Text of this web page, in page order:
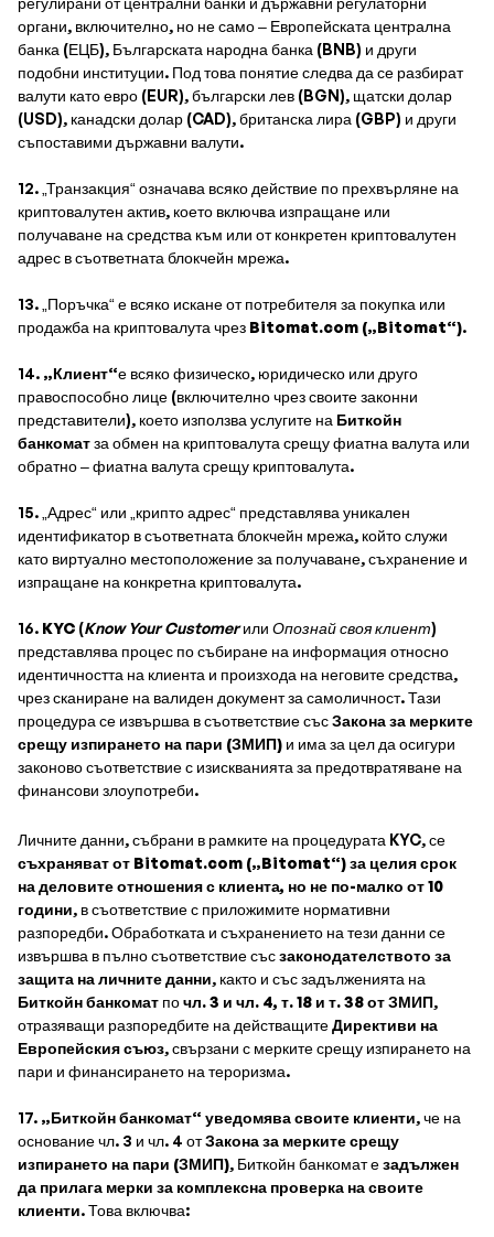
органи, включително, но не само – Европейската централна
банка (ЕЦБ), Българската народна банка (BNB) и други
подобни институции. Под това понятие следва да се разбират
валути като евро (EUR), български лев (BGN), щатски долар
(USD), канадски долар (CAD), британска лира (GBP) и други
съпоставими държавни валути.
12. „Транзакция“ означава всяко действие по прехвърляне на
криптовалутен актив, което включва изпращане или
получаване на средства към или от конкретен криптовалутен
адрес в съответната блокчейн мрежа.
13. „Поръчка“ е всяко искане от потребителя за покупка или
продажба на криптовалута чрез Bitomat.com („Bitomat“).
14. „Клиент“е всяко физическо, юридическо или друго
правоспособно лице (включително чрез своите законни
представители), което използва услугите на Биткойн
банкоматза обмен на криптовалута срещу фиатна валута или
обратно – фиатна валута срещу криптовалута.
15. „Адрес“ или „крипто адрес“ представлява уникален
идентификатор в съответната блокчейн мрежа, който служи
като виртуално местоположение за получаване, съхранение и
изпращане на конкретна криптовалута.
16. KYC (Know Your Customerили Опознай своя клиент)
представлява процес по събиране на информация относно
идентичността на клиента и произхода на неговите средства,
чрез сканиране на валиден документ за самоличност. Тази
процедура се извършва в съответствие съсЗакона за мерките
срещу изпирането на пари (ЗМИП) и има за цел да осигури
законово съответствие с изискванията за предотвратяване на
финансови злоупотреби.
Личните данни, събрани в рамките на процедурата KYC, се
съхраняват от Bitomat.com („Bitomat“) за целия срок
на деловите отношения с клиента, но не по-малко от 10
години, в съответствие с приложимите нормативни
разпоредби. Обработката и съхранението на тези данни се
извършва в пълно съответствие съсзаконодателството за
защита на личните данни, както и със задълженията на
Биткойн банкомат почл. 3 и чл. 4, т. 18 и т. 38 от ЗМИП,
отразяващи разпоредбите на действащитеДирективи на
Европейския съюз, свързани с мерките срещу изпирането на
пари и финансирането на тероризма.
17. „Биткойн банкомат“ уведомява своите клиенти, че на
основание чл. 3 и чл. 4 отЗакона за мерките срещу
изпирането на пари (ЗМИП), Биткойн банкомат езадължен
да прилага мерки за комплексна проверка на своите
клиенти. Това включва: